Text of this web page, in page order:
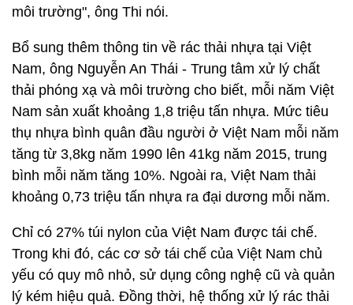
môi trường", ông Thi nói.
Bổ sung thêm thông tin về rác thải nhựa tại Việt
Nam, ông Nguyễn An Thái - Trung tâm xử lý chất
thải phóng xạ và môi trường cho biết, mỗi năm Việt
Nam sản xuất khoảng 1,8 triệu tấn nhựa. Mức tiêu
thụ nhựa bình quân đầu người ở Việt Nam mỗi năm
tăng từ 3,8kg năm 1990 lên 41kg năm 2015, trung
bình mỗi năm tăng 10%. Ngoài ra, Việt Nam thải
khoảng 0,73 triệu tấn nhựa ra đại dương mỗi năm.
Chỉ có 27% túi nylon của Việt Nam được tái chế.
Trong khi đó, các cơ sở tái chế của Việt Nam chủ
yếu có quy mô nhỏ, sử dụng công nghệ cũ và quản
lý kém hiệu quả. Đồng thời, hệ thống xử lý rác thải